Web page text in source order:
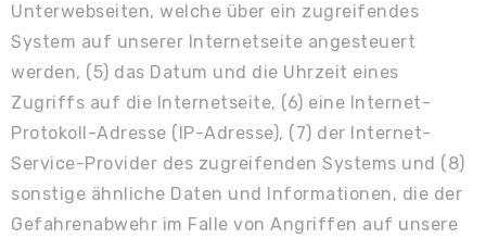
Unterwebseiten, welche über ein zugreifendes
System auf unserer Internetseite angesteuert
werden, (5) das Datum und die Uhrzeit eines
Zugriffs auf die Internetseite, (6) eine Internet-
Protokoll-Adresse (IP-Adresse), (7) der Internet-
Service-Provider des zugreifenden Systems und (8)
sonstige ähnliche Daten und Informationen, die der
Gefahrenabwehr im Falle von Angriffen auf unsere